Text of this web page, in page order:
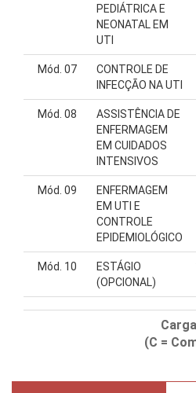
PEDIÁTRICA E
NEONATAL EM
UTI
Mód. 07
CONTROLE DE
INFECÇÃO NA UTI
Mód. 08
ASSISTÊNCIA DE
ENFERMAGEM
EM CUIDADOS
INTENSIVOS
Mód. 09
ENFERMAGEM
EM UTI E
CONTROLE
EPIDEMIOLÓGICO
Mód. 10
ESTÁGIO
(OPCIONAL)
(C =